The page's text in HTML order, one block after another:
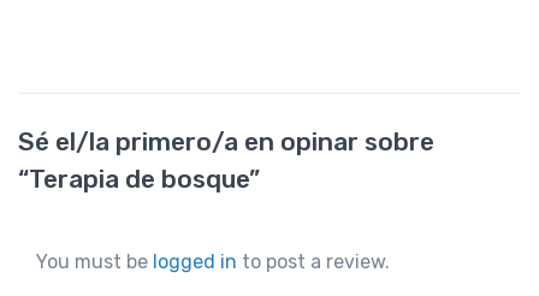
Sé el/la primero/a en opinar sobre
“Terapia de bosque”
You must be logged in to post a review.